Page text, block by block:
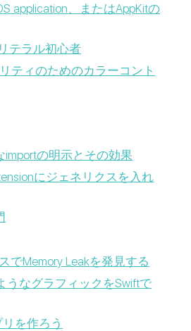
application、またはAppKitの
テラル初心者
ティのためのカラーコント
importの明示とその効果
にジェネリクスを入れ
でMemory Leakを発見する
うなグラフィックをSwiftで
を作ろう